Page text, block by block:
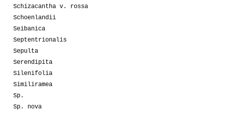
Schizacantha v. rossa
Schoenlandii
Seibanica
Septentrionalis
Sepulta
Serendipita
Silenifolia
Similiramea
Sp.
Sp. nova